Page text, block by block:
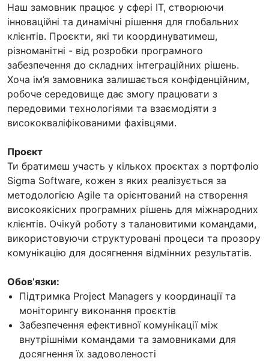
Наш замовник працює у сфері IT, створюючи
інноваційні та динамічні рішення для глобальних
клієнтів. Проєкти, які ти координуватимеш,
різноманітні - від розробки програмного
забезпечення до складних інтеграційних рішень.
Хоча ім’я замовника залишається конфіденційним,
робоче середовище дає змогу працювати з
передовими технологіями та взаємодіяти з
висококваліфікованими фахівцями.
Проєкт
Ти братимеш участь у кількох проєктах з портфоліо
Sigma Software, кожен з яких реалізується за
методологією Agile та орієнтований на створення
високоякісних програмних рішень для міжнародних
клієнтів. Очікуй роботу з талановитими командами,
використовуючи структуровані процеси та прозору
комунікацію для досягнення відмінних результатів.
Обовʼязки:
Підтримка Project Managers у координації та
моніторингу виконання проєктів
Забезпечення ефективної комунікації між
внутрішніми командами та замовниками для
досягнення їх задоволеності